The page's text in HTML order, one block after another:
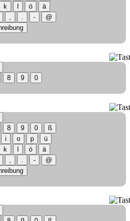
k ö
ä
, . -
@
8 9
0
8 9 0
ß
i o p
ü
k ö
ä
, . -
@